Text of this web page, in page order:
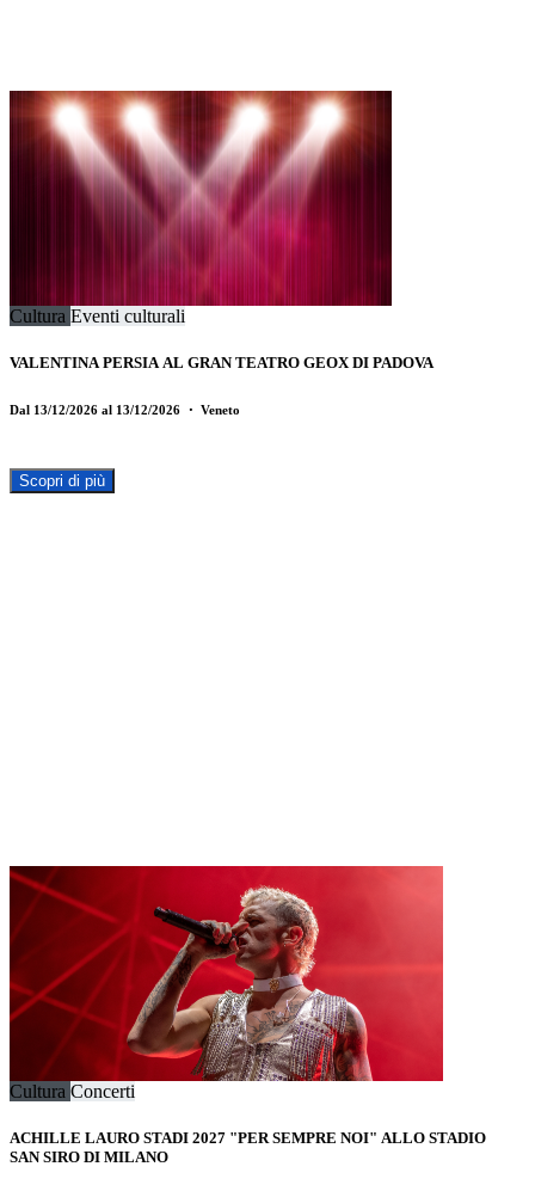
Cultura Eventi culturali
VALENTINA PERSIA AL GRAN TEATRO GEOX DI PADOVA
Dal 13/12/2026 al 13/12/2026 ・ Veneto
Scopri di più
Cultura Concerti
ACHILLE LAURO STADI 2027 "PER SEMPRE NOI" ALLO STADIO
SAN SIRO DI MILANO